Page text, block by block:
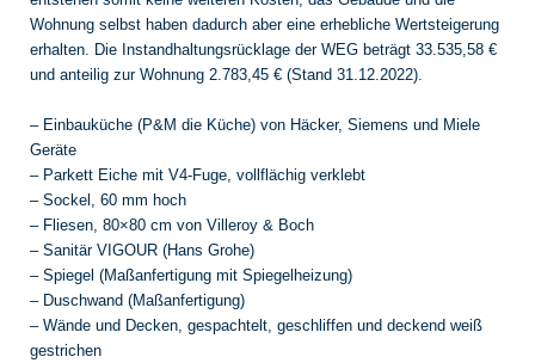
Wohnung selbst haben dadurch aber eine erhebliche Wertsteigerung
erhalten. Die Instandhaltungsrücklage der WEG beträgt 33.535,58 €
und anteilig zur Wohnung 2.783,45 € (Stand 31.12.2022).
– Einbauküche (P&M die Küche) von Häcker, Siemens und Miele
Geräte
– Parkett Eiche mit V4-Fuge, vollflächig verklebt
– Sockel, 60 mm hoch
– Fliesen, 80×80 cm von Villeroy & Boch
– Sanitär VIGOUR (Hans Grohe)
– Spiegel (Maßanfertigung mit Spiegelheizung)
– Duschwand (Maßanfertigung)
– Wände und Decken, gespachtelt, geschliffen und deckend weiß
gestrichen